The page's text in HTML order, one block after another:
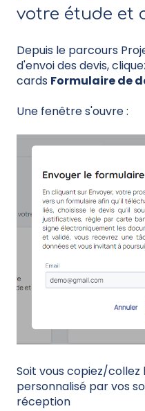
votre étude et
Depuis le parcours
d'envoi des devis,
cards Formulaire de
Une fenêtre s'ouvre :
Soit vous copiez/collez
personnalisé par vos
réception